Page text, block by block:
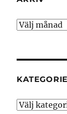
Arkiv
Kategorier